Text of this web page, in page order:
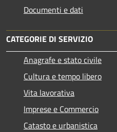
Documenti e dati
CATEGORIE DI SERVIZIO
Anagrafe e stato civile
Cultura e tempo libero
Vita lavorativa
Imprese e Commercio
Catasto e urbanistica